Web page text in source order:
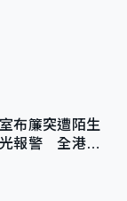
布簾突遭陌生
報警 全港分